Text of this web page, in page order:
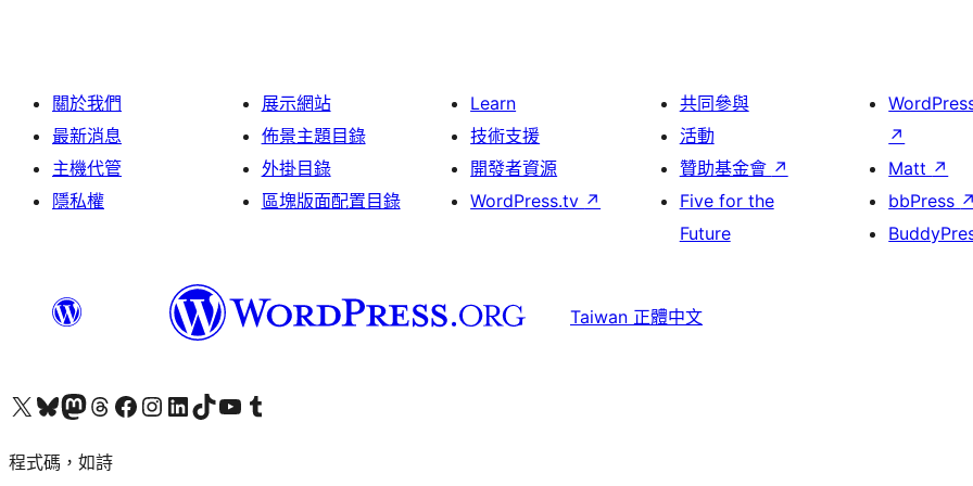
關於我們
最新消息
主機代管
隱私權
展示網站
佈景主題目錄
外掛目錄
區塊版面配置目錄
Learn
技術支援
開發者資源
WordPress.tv ↗
共同參與
活動
贊助基金會 ↗
Five for the
Future
↗
Matt ↗
bbPress ↗
Taiwan 正體中文
查看我們的 X (之前的 Twitter) 帳號造訪我們的 Bluesky 帳號造訪我們的 Mastodon 帳號造訪我們的 Threads 帳號 造訪我們的 Facebook 粉絲專頁Visit our Instagram account
Visit our LinkedIn account
造訪我們的 TikTok 帳號Visit our YouTube channel
造訪我們的 Tumblr 帳號
程式碼，如詩